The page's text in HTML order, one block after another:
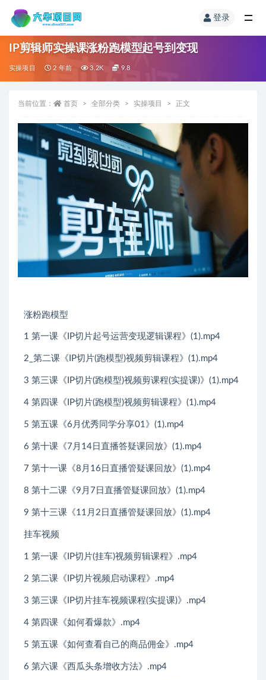
登录
IP剪辑师实操课涨粉跑模型起号到变现
实操项目 2 年前 3.2K 9.8
当前位置： 首页 全部分类 实操项目 正文
涨粉跑模型
1 第一课《IP切片起号运营变现逻辑课程》(1).mp4
2_第二课《IP切片(跑模型)视频剪辑课程》(1).mp4
3 第三课《IP切片(跑模型)视频剪课程(实提课)》(1).mp4
4 第四课《IP切片(跑模型)视频剪辑课程》(1).mp4
5 第五课《6月优秀同学分享01》(1).mp4
6 第十课《7月14日直播答疑课回放》(1).mp4
7 第十一课《8月16日直播管疑课回放》(1).mp4
8 第十二课《9月7日直播管疑课回放》(1).mp4
9 第十三课《11月2日直播管疑课回放》(1).mp4
挂车视频
1 第一课《IP切片(挂车)视频剪辑课程》.mp4
2 第二课《IP切片视频启动课程》.mp4
3 第三课《IP切片挂车视频课程(实提课)》.mp4
4 第四课《如何看爆款》.mp4
5 第五课《如何查看自己的商品佣金》.mp4
6 第六课《西瓜头条增收方法》.mp4